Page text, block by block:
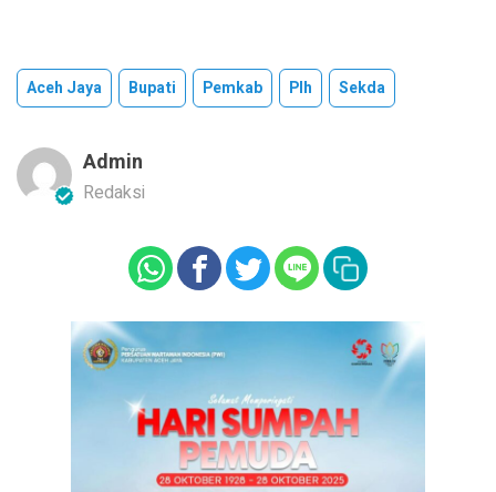
Aceh Jaya Bupati Pemkab Plh Sekda
Admin
Redaksi